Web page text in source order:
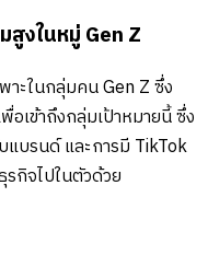
งในหมู่ Gen Z
าะในกลุ่มคน Gen Z ซึ่ง
อเข้าถึงกลุ่มเป้าหมายนี้ ซึ่ง
แบรนด์ และการมี TikTok
รกิจไปในตัวด้วย